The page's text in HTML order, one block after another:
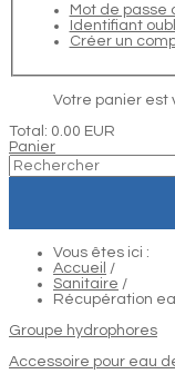
Mot de passe
Identifiant
Créer un
Votre panier est
Total: 0.00 EUR
Panier
Vous êtes ici :
Accueil /
Sanitaire /
Récupération
Groupe hydrophores
Accessoire pour eau